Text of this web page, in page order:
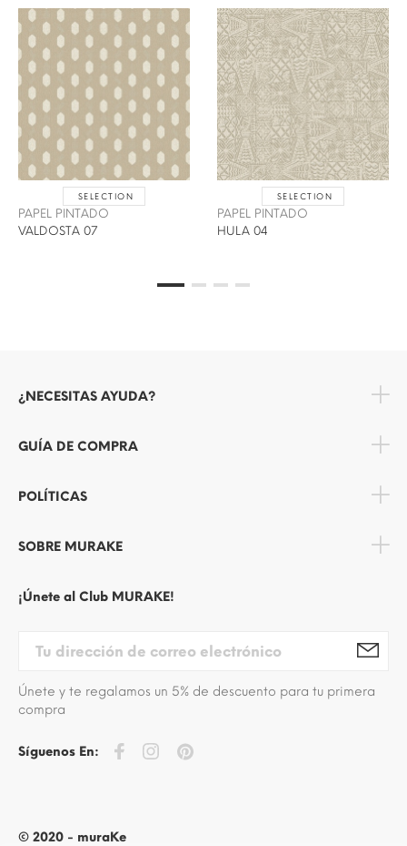
SELECTION
PAPEL PINTADO
VALDOSTA 07
SELECTION
PAPEL PINTADO
HULA 04
¿NECESITAS AYUDA?
GUÍA DE COMPRA
POLÍTICAS
SOBRE MURAKE
¡Únete al Club MURAKE!
Únete y te regalamos un 5% de descuento para tu primera
compra
Síguenos En:
© 2020 - muraKe